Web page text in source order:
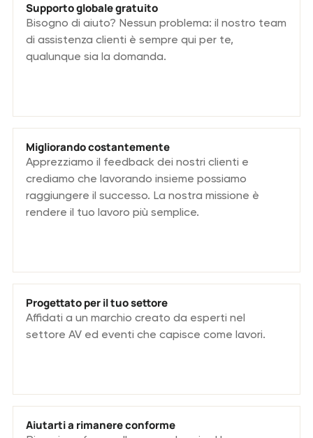
Supporto globale gratuito
Bisogno di aiuto? Nessun problema: il nostro team
di assistenza clienti è sempre qui per te,
qualunque sia la domanda.
Migliorando costantemente
Apprezziamo il feedback dei nostri clienti e
crediamo che lavorando insieme possiamo
raggiungere il successo. La nostra missione è
rendere il tuo lavoro più semplice.
Progettato per il tuo settore
Affidati a un marchio creato da esperti nel
settore AV ed eventi che capisce come lavori.
Aiutarti a rimanere conforme